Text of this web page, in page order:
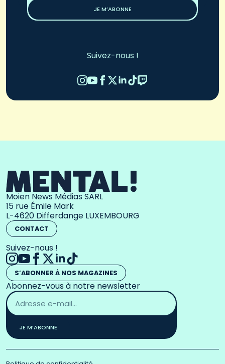
JE M’ABONNE
Suivez-nous !
Moien News Médias SARL
15 rue Émile Mark
L-4620 Differdange LUXEMBOURG
CONTACT
Suivez-nous !
S’ABONNER À NOS MAGAZINES
Abonnez-vous à notre newsletter
Adresse
email
*
JE M’ABONNE